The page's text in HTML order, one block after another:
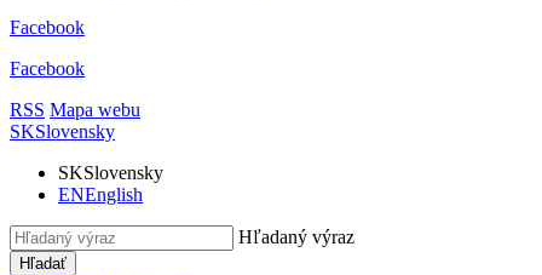
Facebook
Facebook
RSS Mapa webu
SKSlovensky
SKSlovensky
ENEnglish
Hľadaný výraz
Hľadať